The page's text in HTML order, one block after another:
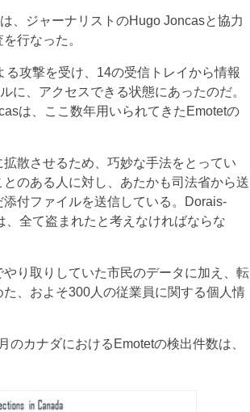
、ジャーナリストのHugo Joncasと協力
行なった。
攻撃を受け、14の受信トレイから情報
に、アクセスできる状態にあったのだ。
は、ここ数年用いられてきたEmotetの
拡散させるため、巧妙な手法をとってい
のある人に対し、あたかも司法省から送
付ファイルを送信している。Dorais-
全て盗まれたと考えなければならな
り取りしていた市民のデータに加え、転
、およそ300人の従業員に関する個人情
カナダにおけるEmotetの検出件数は、